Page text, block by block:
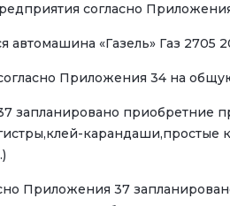
согласно
«Газель» Газ 2705
Приложения 34 на
приобретние
Приложения 37